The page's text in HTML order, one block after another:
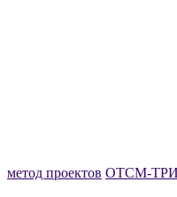
метод проектов ОТСМ-